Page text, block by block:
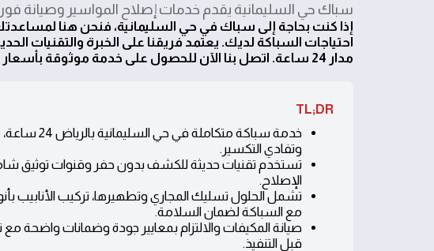
سباك حي السليمانية يقدم خدمات إصلاح المواسير وصيانة
إذا كنت بحاجة إلى سباك في حي السليمانية، فنحن هنا
احتياجات السباكة لديك. يعتمد فريقنا على الخبرة والتقنيات
مدار 24 ساعة. اتصل بنا الآن للحصول على خدمة موثوقة بأسعار تنافسية. رقمنا 0544268800.
TL;DR
خدمة سباكة
وتفادي التكسير.
تستخدم تقنيات حديثة للكشف بدون حفر وقنوات توثيق
الإصلاح.
مع السباكة لضمان السلامة.
قبل التنفيذ.